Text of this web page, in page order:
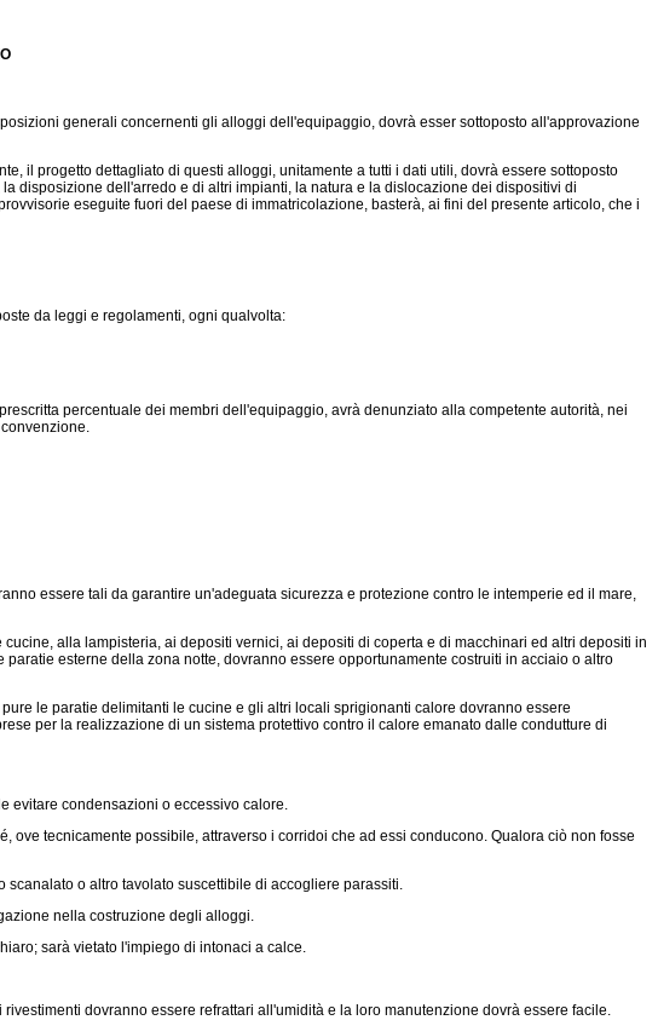
generali concernenti gli alloggi dell'equipaggio, dovrà esser sottoposto all'approvazione
il progetto dettagliato di questi alloggi, unitamente a tutti i dati utili, dovrà essere sottoposto
disposizione dell'arredo e di altri impianti, la natura e la dislocazione dei dispositivi di
eseguite fuori del paese di immatricolazione, basterà, ai fini del presente articolo, che i
da leggi e regolamenti, ogni qualvolta:
percentuale dei membri dell'equipaggio, avrà denunziato alla competente autorità, nei
essere tali da garantire un'adeguata sicurezza e protezione contro le intemperie ed il mare,
alla lampisteria, ai depositi vernici, ai depositi di coperta e di macchinari ed altri depositi in
esterne della zona notte, dovranno essere opportunamente costruiti in acciaio o altro
le paratie delimitanti le cucine e gli altri locali sprigionanti calore dovranno essere
per la realizzazione di un sistema protettivo contro il calore emanato dalle condutture di
evitare condensazioni o eccessivo calore.
tecnicamente possibile, attraverso i corridoi che ad essi conducono. Qualora ciò non fosse
o altro tavolato suscettibile di accogliere parassiti.
nella costruzione degli alloggi.
sarà vietato l'impiego di intonaci a calce.
dovranno essere refrattari all'umidità e la loro manutenzione dovrà essere facile.